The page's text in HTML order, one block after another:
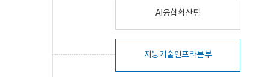
AI융합확산팀
지능기술인프라본부